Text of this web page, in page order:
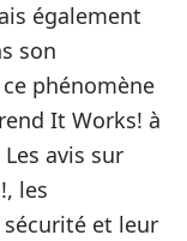
également
son
phénomène
It Works! à
avis sur
les
et leur